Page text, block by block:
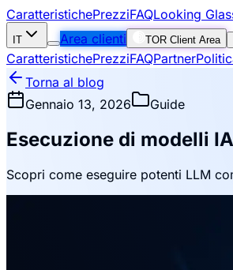
CaratteristichePrezziFAQLooking
IT Area clienti TOR Client Area
CaratteristichePrezziFAQPartner
Torna al blog
Gennaio 13, 2026
Guide
Esecuzione di modelli
Scopri come eseguire potenti LLM